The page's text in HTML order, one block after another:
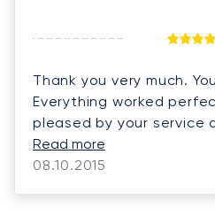
Thank you very much.
Everything worked
pleased by your service
touch. Kind regards.
Read more
08.10.2015